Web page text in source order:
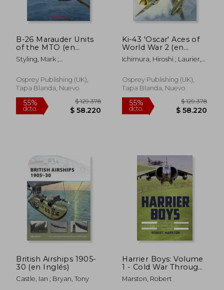
55%
dcto.
$ 129.378
$ 58.220
55%
dcto.
B-26 Marauder Units
of the MTO (en
Inglés)
Styling, Mark ;
Osprey Publishing (UK),
Tapa Blanda, Nuevo
Ki-43 'Oscar' Aces of
World War 2 (en
Inglés)
Ichimura, Hiroshi ; Laurier,
Osprey Publishing (UK),
Tapa Blanda, Nuevo
British Airships 1905-
30 (en Inglés)
Castle, Ian ; Bryan, Tony
Harrier Boys: Volume
1 - Cold War Through
the Falklands, 1969-
1990 (en Inglés)
Marston, Robert